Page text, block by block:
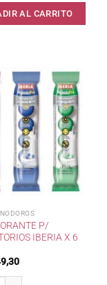
AL CARRITO
P/
IBERIA X 6